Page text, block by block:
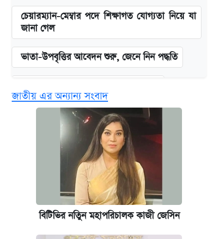
চেয়ারম্যান-মেম্বার পদে শিক্ষাগত যোগ্যতা নিয়ে যা
জানা গেল
ভাতা-উপবৃত্তির আবেদন শুরু, জেনে নিন পদ্ধতি
‘গুলশানের চামেলি’ তে যৌনকর্মীর দালাল অ্যাডলফ
আজ শুক্রবার রাজধানীর যেসব মার্কেট-দোকানপাট
কবে শুরু হচ্ছে ঢাবির ভর্তি আবেদন, জানাল কর্তৃপক্ষ
আজকের বাজারে স্বর্ণের দাম (৪ আগস্ট)
জাতীয় এর অন্যান্য সংবাদ
বিটিভির নতিুন মহাপরিচালক কাজী জেসিন